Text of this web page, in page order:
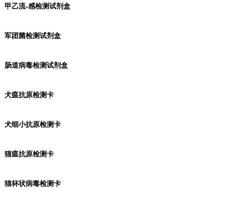
甲乙流-感检测试剂盒
军团菌检测试剂盒
肠道病毒检测试剂盒
犬瘟抗原检测卡
犬细小抗原检测卡
猫瘟抗原检测卡
猫杯状病毒检测卡